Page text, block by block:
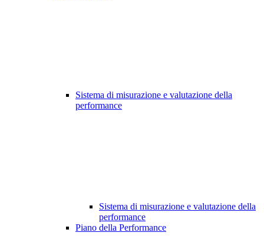
Sistema di misurazione e valutazione della
performance
Sistema di misurazione e valutazione della
performance
Piano della Performance